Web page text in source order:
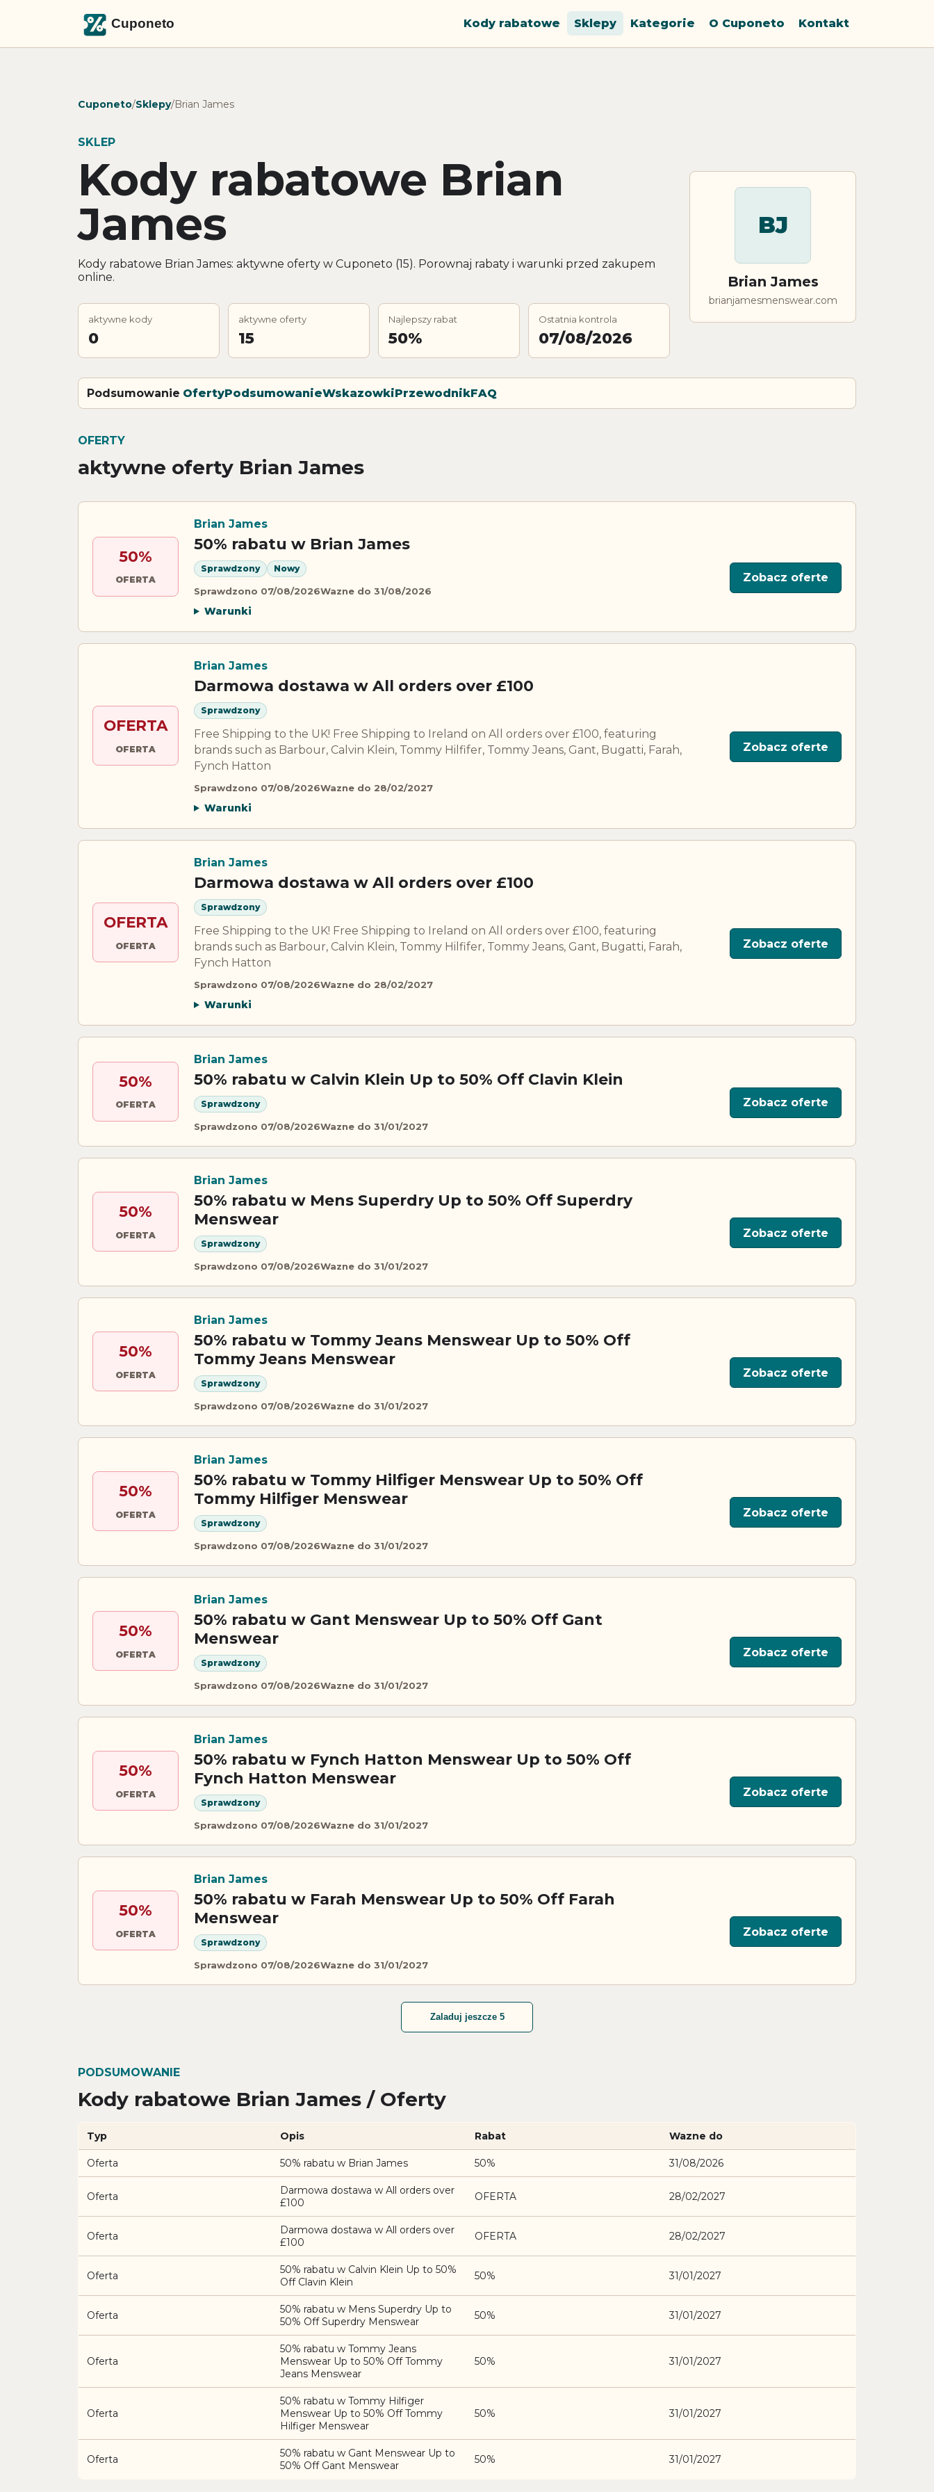
Kody rabatowe Sklepy Kategorie O Cuponeto Kontakt
Cuponeto/Sklepy/Brian James
SKLEP
Kody rabatowe Brian
James
Kody rabatowe Brian James: aktywne oferty w Cuponeto (15). Porownaj rabaty i warunki przed zakupem
online.
aktywne kody
0
aktywne oferty
15
Najlepszy rabat
50%
Ostatnia kontrola
07/08/2026
BJ
Brian James
brianjamesmenswear.com
Podsumowanie OfertyPodsumowanieWskazowkiPrzewodnikFAQ
OFERTY
aktywne oferty Brian James
50%
OFERTA
Brian James
50% rabatu w Brian James
Sprawdzony Nowy
Sprawdzono 07/08/2026Wazne do 31/08/2026
Warunki
Zobacz oferte
OFERTA
OFERTA
Brian James
Darmowa dostawa w All orders over £100
Sprawdzony
Free Shipping to the UK! Free Shipping to Ireland on All orders over £100, featuring
brands such as Barbour, Calvin Klein, Tommy Hilfifer, Tommy Jeans, Gant, Bugatti, Farah,
Fynch Hatton
Sprawdzono 07/08/2026Wazne do 28/02/2027
Warunki
Zobacz oferte
OFERTA
OFERTA
Brian James
Darmowa dostawa w All orders over £100
Sprawdzony
Free Shipping to the UK! Free Shipping to Ireland on All orders over £100, featuring
brands such as Barbour, Calvin Klein, Tommy Hilfifer, Tommy Jeans, Gant, Bugatti, Farah,
Fynch Hatton
Sprawdzono 07/08/2026Wazne do 28/02/2027
Warunki
Zobacz oferte
50%
OFERTA
Brian James
50% rabatu w Calvin Klein Up to 50% Off Clavin Klein
Sprawdzony
Sprawdzono 07/08/2026Wazne do 31/01/2027
Zobacz oferte
50%
OFERTA
Brian James
50% rabatu w Mens Superdry Up to 50% Off Superdry
Menswear
Sprawdzony
Sprawdzono 07/08/2026Wazne do 31/01/2027
Zobacz oferte
50%
OFERTA
Brian James
50% rabatu w Tommy Jeans Menswear Up to 50% Off
Tommy Jeans Menswear
Sprawdzony
Sprawdzono 07/08/2026Wazne do 31/01/2027
Zobacz oferte
50%
OFERTA
Brian James
50% rabatu w Tommy Hilfiger Menswear Up to 50% Off
Tommy Hilfiger Menswear
Sprawdzony
Sprawdzono 07/08/2026Wazne do 31/01/2027
Zobacz oferte
50%
OFERTA
Brian James
50% rabatu w Gant Menswear Up to 50% Off Gant
Menswear
Sprawdzony
Sprawdzono 07/08/2026Wazne do 31/01/2027
Zobacz oferte
50%
OFERTA
Brian James
50% rabatu w Fynch Hatton Menswear Up to 50% Off
Fynch Hatton Menswear
Sprawdzony
Sprawdzono 07/08/2026Wazne do 31/01/2027
Zobacz oferte
50%
OFERTA
Brian James
50% rabatu w Farah Menswear Up to 50% Off Farah
Menswear
Sprawdzony
Sprawdzono 07/08/2026Wazne do 31/01/2027
Zobacz oferte
Zaladuj jeszcze 5
PODSUMOWANIE
Kody rabatowe Brian James / Oferty
Typ Opis Rabat Wazne do
Oferta 50% rabatu w Brian James 50% 31/08/2026
Oferta
Darmowa dostawa w All orders over
£100
OFERTA 28/02/2027
Oferta
Darmowa dostawa w All orders over
£100
OFERTA 28/02/2027
Oferta
50% rabatu w Calvin Klein Up to 50%
Off Clavin Klein
50% 31/01/2027
Oferta
50% rabatu w Mens Superdry Up to
50% Off Superdry Menswear
50% 31/01/2027
Oferta
50% rabatu w Tommy Jeans
Menswear Up to 50% Off Tommy
Jeans Menswear
50% 31/01/2027
Oferta
50% rabatu w Tommy Hilfiger
Menswear Up to 50% Off Tommy
Hilfiger Menswear
50% 31/01/2027
Oferta
50% rabatu w Gant Menswear Up to
50% Off Gant Menswear
50% 31/01/2027